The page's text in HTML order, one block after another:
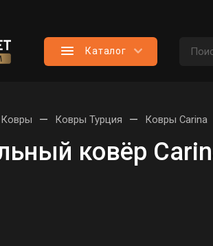
Каталог
Ковры — Ковры Турция — Ковры Carina
ковёр